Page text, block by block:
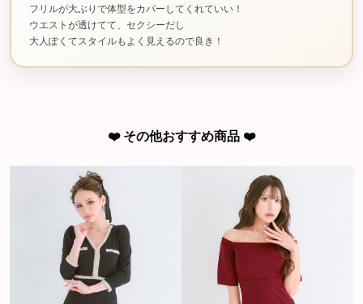
フリルが大ぶりで体型をカバーしてくれていい！
ウエストが透けてて、セクシーだし
大人ぽくてスタイルもよく見えるので良き！
❤️ その他おすすめ商品 ❤️